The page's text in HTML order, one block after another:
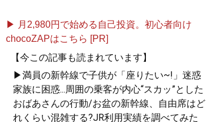
▶ 月2,980円で始める自己投資。初心者向け
chocoZAPはこちら [PR]
【今この記事も読まれています】
▶満員の新幹線で子供が「座りたい~!」迷惑
家族に困惑...周囲の乗客が内心“スカッ”とした
おばあさんの行動/お盆の新幹線、自由席はど
れくらい混雑する?JR利用実績を調べてみた